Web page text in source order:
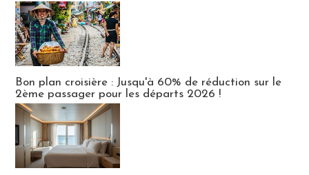
Bon plan croisière : Jusqu'à 60% de réduction sur le
2ème passager pour les départs 2026 !